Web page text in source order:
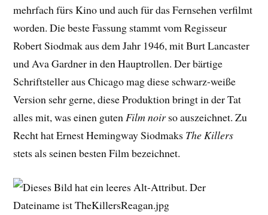
mehrfach fürs Kino und auch für das Fernsehen verfilmt
worden. Die beste Fassung stammt vom Regisseur
Robert Siodmak aus dem Jahr 1946, mit Burt Lancaster
und Ava Gardner in den Hauptrollen. Der bärtige
Schriftsteller aus Chicago mag diese schwarz-weiße
Version sehr gerne, diese Produktion bringt in der Tat
alles mit, was einen gutenFilm noirso auszeichnet. Zu
Recht hat Ernest Hemingway Siodmaks The Killers
stets als seinen besten Film bezeichnet.